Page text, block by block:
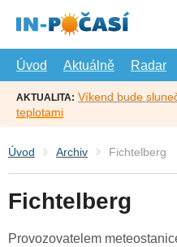
hlavní
Úvod
Aktuálně Radar
AKTUALITA: Víkend bude
teplotami
Úvod Archiv Fichtelberg
Fichtelberg
Provozovatelem